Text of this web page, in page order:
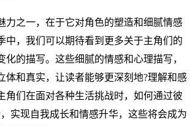
力之一，在于它对角色的塑造和细腻情感
中，我们可以期待看到更多关于主角们的
化的描写。这些细腻的情感和心理描写，
体和真实，让读者能够更深刻地?理解和感
角们在面对各种生活挑战时，如何通过彼
实现自我成长和情感升华，这些将会成为